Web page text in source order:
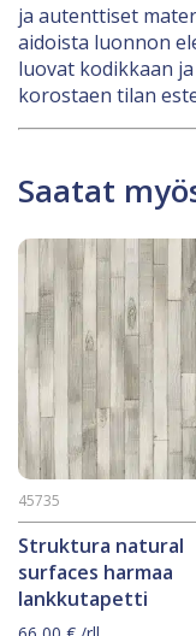
ja autenttiset
aidoista luonnon
luovat kodikkaan
korostaen tilan
Saatat
Struktura natural
surfaces harmaa
lankkutapetti
45735